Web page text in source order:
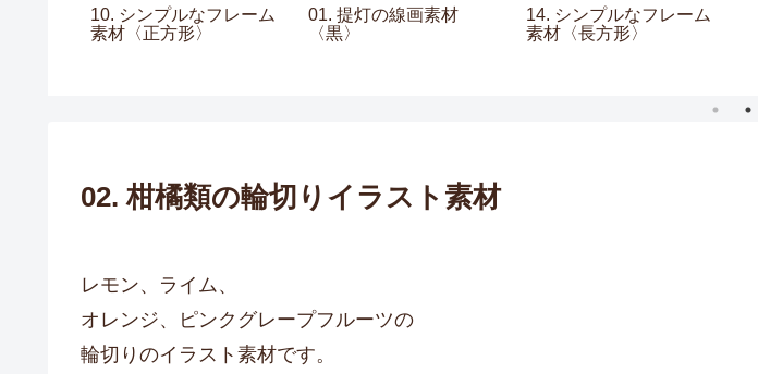
10. シンプルなフレーム
素材〈正方形〉
01. 提灯の線画素材
〈黒〉
14. シンプルなフレーム
素材〈長方形〉
02. 柑橘類の輪切りイラスト素材
レモン、ライム、
オレンジ、ピンクグレープフルーツの
輪切りのイラスト素材です。